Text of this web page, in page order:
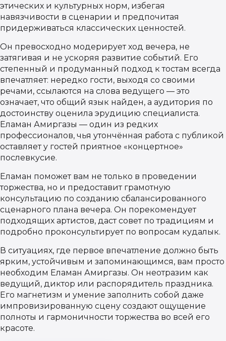
этических и культурных норм, избегая
навязчивости в сценарии и предпочитая
придерживаться классических ценностей.
Он превосходно модерирует ход вечера, не
затягивая и не ускоряя развитие событий. Его
степенный и продуманный подход к тостам всегда
впечатляет: нередко гости, выходя со своими
речами, ссылаются на слова ведущего — это
означает, что общий язык найден, а аудитория по
достоинству оценила эрудицию специалиста.
Еламан Амиргазы — один из редких
профессионалов, чья утончённая работа с публикой
оставляет у гостей приятное «концертное»
послевкусие.
Еламан поможет вам не только в проведении
торжества, но и предоставит грамотную
консультацию по созданию сбалансированного
сценарного плана вечера. Он порекомендует
подходящих артистов, даст совет по традициям и
подробно проконсультирует по вопросам кудалык.
В ситуациях, где первое впечатление должно быть
ярким, устойчивым и запоминающимся, вам просто
необходим Еламан Амиргазы. Он неотразим как
ведущий, диктор или распорядитель праздника.
Его магнетизм и умение заполнить собой даже
импровизированную сцену создают ощущение
полноты и гармоничности торжества во всей его
красоте.